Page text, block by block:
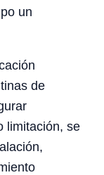
un
de
limitación, se